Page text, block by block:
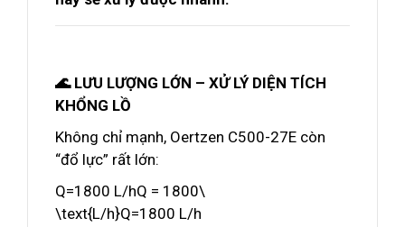
🌊 LƯU LƯỢNG LỚN – XỬ LÝ DIỆN TÍCH
KHỔNG LỒ
Không chỉ mạnh, Oertzen C500-27E còn
“đổ lực” rất lớn:
Q=1800 L/hQ = 1800\
\text{L/h}Q=1800 L/h